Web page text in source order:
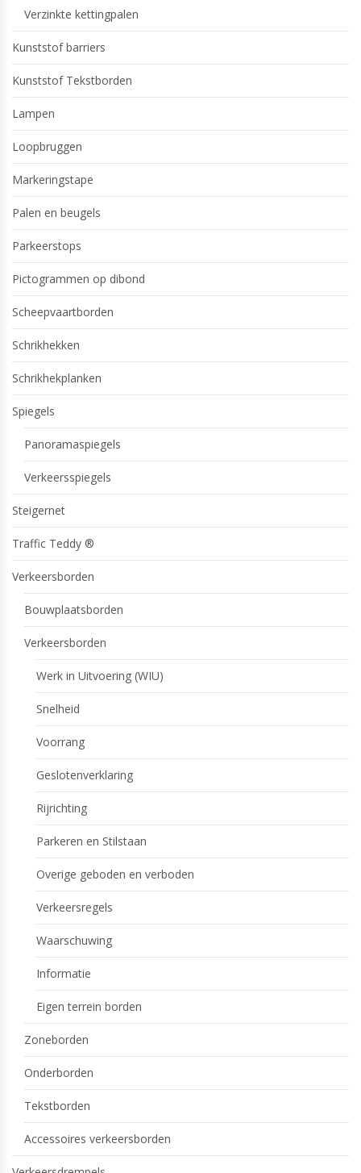
Verzinkte kettingpalen
Kunststof barriers
Kunststof Tekstborden
Lampen
Loopbruggen
Markeringstape
Palen en beugels
Parkeerstops
Pictogrammen op dibond
Scheepvaartborden
Schrikhekken
Schrikhekplanken
Spiegels
Panoramaspiegels
Verkeersspiegels
Steigernet
Traffic Teddy ®
Verkeersborden
Bouwplaatsborden
Verkeersborden
Werk in Uitvoering (WIU)
Snelheid
Voorrang
Geslotenverklaring
Rijrichting
Parkeren en Stilstaan
Overige geboden en verboden
Verkeersregels
Waarschuwing
Informatie
Eigen terrein borden
Zoneborden
Onderborden
Tekstborden
Accessoires verkeersborden